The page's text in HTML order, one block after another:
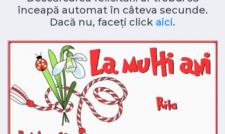
înceapă automat în câteva secunde.
Dacă nu, faceți click aici.